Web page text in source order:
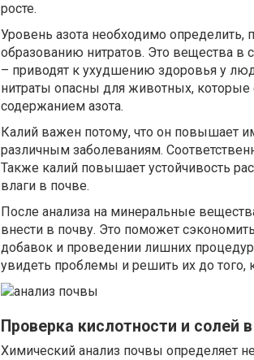
росте.
Уровень азота необходимо определить,
образованию нитратов. Это вещества в
– приводят к ухудшению здоровья у
нитраты опасны для животных,
содержанием азота.
Калий важен потому, что он повышает
различным заболеваниям.
Также калий повышает устойчивость
влаги в почве.
После анализа на минеральные
внести в почву. Это поможет
добавок и проведении лишних
увидеть проблемы и решить их до того,
Проверка кислотности и солей в
Химический анализ почвы определяет